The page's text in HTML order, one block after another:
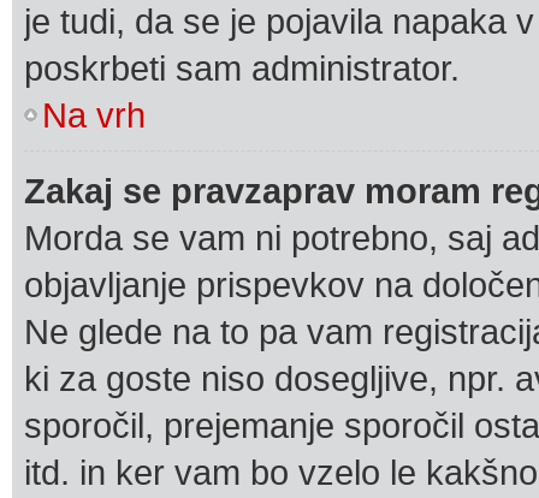
je tudi, da se je pojavila napaka
poskrbeti sam administrator.
Na vrh
Zakaj se pravzaprav moram
Morda se vam ni potrebno, saj
objavljanje prispevkov na
Ne glede na to pa vam
ki za goste niso dosegljive, npr.
sporočil, prejemanje sporočil
itd. in ker vam bo vzelo le